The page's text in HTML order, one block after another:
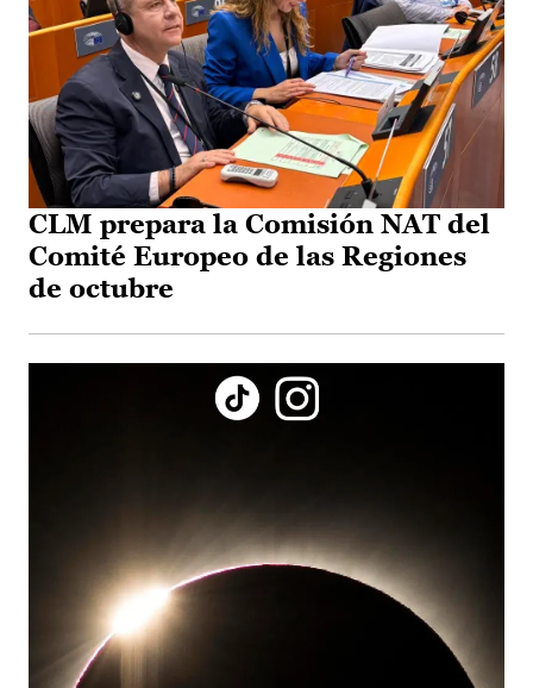
CLM prepara la Comisión NAT del
Comité Europeo de las Regiones
de octubre